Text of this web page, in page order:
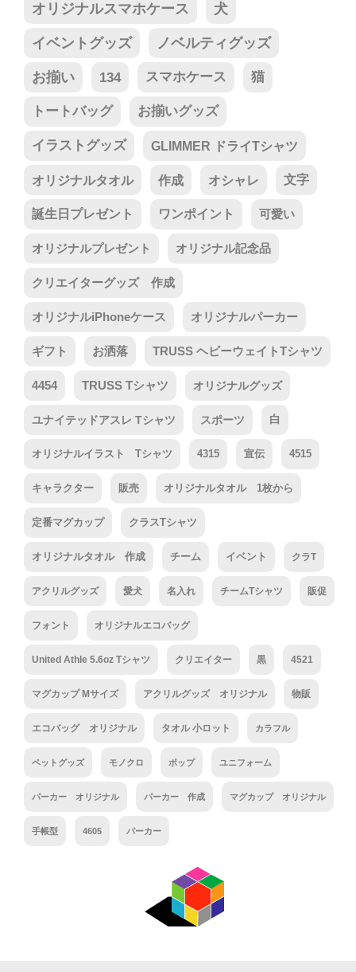
オリジナルスマホケース 犬
イベントグッズ ノベルティグッズ
お揃い 134 スマホケース 猫
トートバッグ お揃いグッズ
イラストグッズ GLIMMER ドライTシャツ
オリジナルタオル 作成 オシャレ 文字
誕生日プレゼント ワンポイント 可愛い
オリジナルプレゼント オリジナル記念品
クリエイターグッズ 作成
オリジナルiPhoneケース オリジナルパーカー
ギフト お洒落 TRUSS ヘビーウェイトTシャツ
4454 TRUSS Tシャツ オリジナルグッズ
ユナイテッドアスレ Tシャツ スポーツ 白
オリジナルイラスト Tシャツ 4315 宣伝 4515
キャラクター 販売 オリジナルタオル 1枚から
定番マグカップ クラスTシャツ
オリジナルタオル 作成 チーム イベント クラT
アクリルグッズ 愛犬 名入れ チームTシャツ 販促
フォント オリジナルエコバッグ
United Athle 5.6oz Tシャツ クリエイター 黒 4521
マグカップ Mサイズ アクリルグッズ オリジナル 物販
エコバッグ オリジナル タオル 小ロット カラフル
ペットグッズ モノクロ ポップ ユニフォーム
パーカー オリジナル パーカー 作成 マグカップ オリジナル
手帳型 4605 パーカー